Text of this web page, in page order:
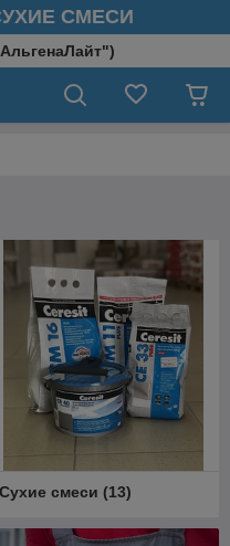
СМЕСИ
Сухие смеси (13)